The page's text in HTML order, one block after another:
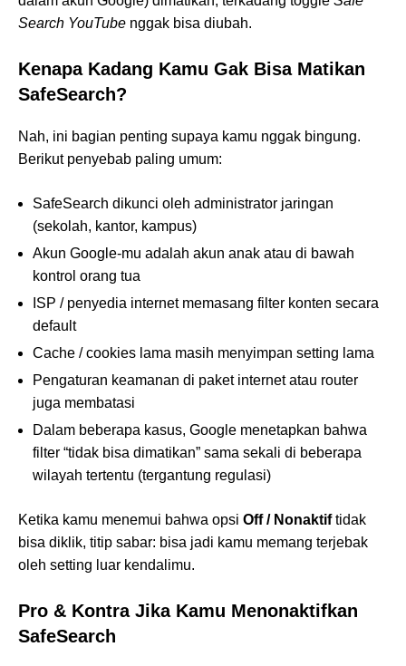
Search YouTube nggak bisa diubah.
Kenapa Kadang Kamu Gak Bisa Matikan
SafeSearch?
Nah, ini bagian penting supaya kamu nggak bingung.
Berikut penyebab paling umum:
SafeSearch dikunci oleh administrator jaringan
(sekolah, kantor, kampus)
Akun Google-mu adalah akun anak atau di bawah
kontrol orang tua
ISP / penyedia internet memasang filter konten secara
default
Cache / cookies lama masih menyimpan setting lama
Pengaturan keamanan di paket internet atau router
juga membatasi
Dalam beberapa kasus, Google menetapkan bahwa
filter “tidak bisa dimatikan” sama sekali di beberapa
wilayah tertentu (tergantung regulasi)
Ketika kamu menemui bahwa opsi Off / Nonaktiftidak
bisa diklik, titip sabar: bisa jadi kamu memang terjebak
oleh setting luar kendalimu.
Pro & Kontra Jika Kamu Menonaktifkan
SafeSearch